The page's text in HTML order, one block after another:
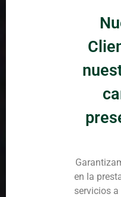
en la
servicios